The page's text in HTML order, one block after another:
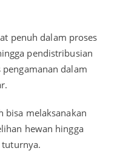
penuh dalam proses
pendistribusian
pengamanan dalam
bisa melaksanakan
hewan hingga
tuturnya.